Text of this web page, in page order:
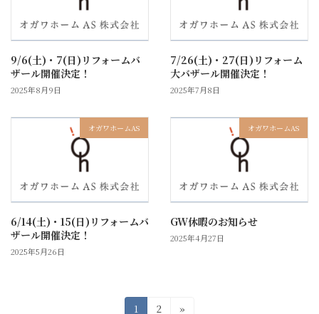
9/6(土)・7(日)リフォームバ
ザール開催決定！
2025年8月9日
7/26(土)・27(日)リフォーム
大バザール開催決定！
2025年7月8日
オガワホームAS
6/14(土)・15(日)リフォームバ
ザール開催決定！
2025年5月26日
オガワホームAS
GW休暇のお知らせ
2025年4月27日
固1 固
2 »